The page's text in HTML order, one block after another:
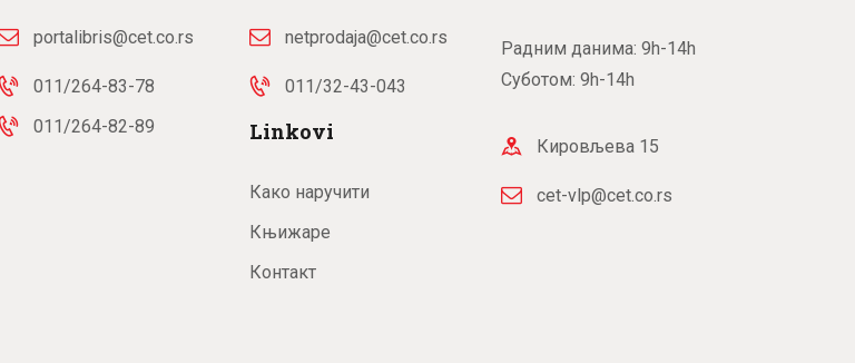
portalibris@cet.co.rs
011/264-83-78
011/264-82-89
netprodaja@cet.co.rs
011/32-43-043
Linkovi
Како наручити
Књижаре
Контакт
Радним данима: 9h-14h
Суботом: 9h-14h
Кировљева 15
cet-vlp@cet.co.rs